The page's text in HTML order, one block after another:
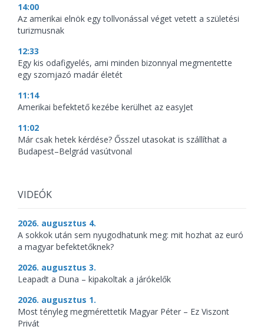
14:00
Az amerikai elnök egy tollvonással véget vetett a születési
turizmusnak
12:33
Egy kis odafigyelés, ami minden bizonnyal megmentette
egy szomjazó madár életét
11:14
Amerikai befektető kezébe kerülhet az easyJet
11:02
Már csak hetek kérdése? Ősszel utasokat is szállíthat a
Budapest–Belgrád vasútvonal
VIDEÓK
2026. augusztus 4.
A sokkok után sem nyugodhatunk meg: mit hozhat az euró
a magyar befektetőknek?
2026. augusztus 3.
Leapadt a Duna – kipakoltak a járókelők
2026. augusztus 1.
Most tényleg megmérettetik Magyar Péter – Ez Viszont
Privát